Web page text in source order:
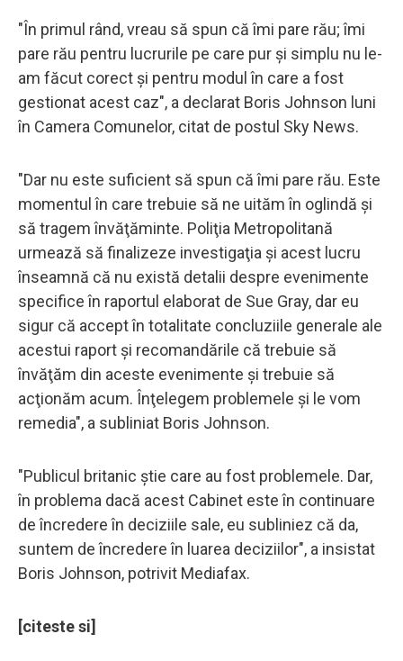
"În primul rând, vreau să spun că îmi pare rău; îmi
pare rău pentru lucrurile pe care pur şi simplu nu le-
am făcut corect şi pentru modul în care a fost
gestionat acest caz", a declarat Boris Johnson luni
în Camera Comunelor, citat de postul Sky News.
"Dar nu este suficient să spun că îmi pare rău. Este
momentul în care trebuie să ne uităm în oglindă şi
să tragem învăţăminte. Poliţia Metropolitană
urmează să finalizeze investigaţia şi acest lucru
înseamnă că nu există detalii despre evenimente
specifice în raportul elaborat de Sue Gray, dar eu
sigur că accept în totalitate concluziile generale ale
acestui raport şi recomandările că trebuie să
învăţăm din aceste evenimente şi trebuie să
acţionăm acum. Înţelegem problemele şi le vom
remedia", a subliniat Boris Johnson.
"Publicul britanic ştie care au fost problemele. Dar,
în problema dacă acest Cabinet este în continuare
de încredere în deciziile sale, eu subliniez că da,
suntem de încredere în luarea deciziilor", a insistat
Boris Johnson, potrivit Mediafax.
[citeste si]